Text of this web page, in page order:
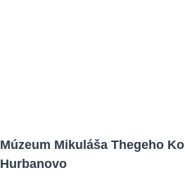
Múzeum Mikuláša Thegeho
Hurbanovo